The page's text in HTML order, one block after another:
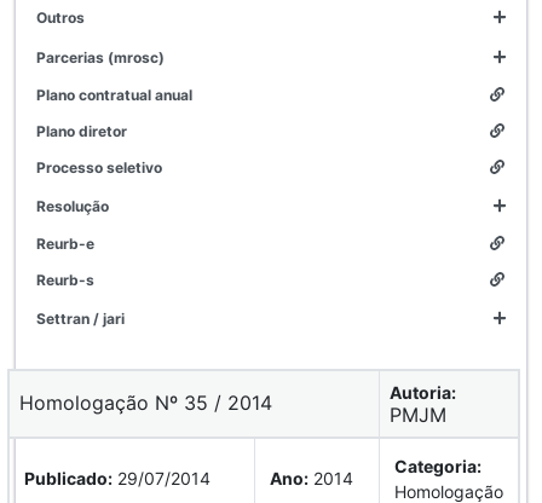
outros
parcerias (mrosc)
plano contratual anual
plano diretor
processo seletivo
resolução
reurb-e
reurb-s
settran / jari
Homologação Nº 35 / 2014 Autoria:
PMJM
Publicado: 29/07/2014 Ano: 2014
Categoria:
Homologação